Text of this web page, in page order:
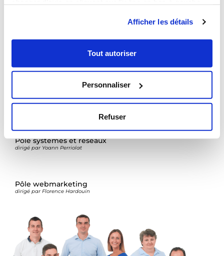
Afficher les détails
Tout autoriser
Personnaliser
Refuser
Notre communauté
Contactez nous
Dirigée par Maxime Laureyssens assisté d’Alain Garguilo,
Pôle développement informatique
Pôle publicité
dirigé par Stéphanie Ponvienne
Pôle systèmes et réseaux
dirigé par Yoann Perriolat
Pôle webmarketing
dirigé par Florence Hardouin